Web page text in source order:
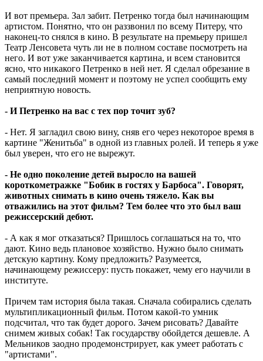
И вот премьера. Зал забит. Петренко тогда был начинающим
артистом. Понятно, что он раззвонил по всему Питеру, что
наконец-то снялся в кино. В результате на премьеру пришел
Театр Ленсовета чуть ли не в полном составе посмотреть на
него. И вот уже заканчивается картина, и всем становится
ясно, что никакого Петренко в ней нет. Я сделал обрезание в
самый последний момент и поэтому не успел сообщить ему
неприятную новость.
- И Петренко на вас с тех пор точит зуб?
- Нет. Я загладил свою вину, сняв его через некоторое время в
картине "Женитьба" в одной из главных ролей. И теперь я уже
был уверен, что его не вырежут.
- Не одно поколение детей выросло на вашей
короткометражке "Бобик в гостях у Барбоса". Говорят,
животных снимать в кино очень тяжело. Как вы
отважились на этот фильм? Тем более что это был ваш
режиссерский дебют.
- А как я мог отказаться? Пришлось соглашаться на то, что
дают. Кино ведь плановое хозяйство. Нужно было снимать
детскую картину. Кому предложить? Разумеется,
начинающему режиссеру: пусть покажет, чему его научили в
институте.
Причем там история была такая. Сначала собирались сделать
мультипликационный фильм. Потом какой-то умник
подсчитал, что так будет дорого. Зачем рисовать? Давайте
снимем живых собак! Так государству обойдется дешевле. А
Мельников заодно продемонстрирует, как умеет работать с
"артистами".